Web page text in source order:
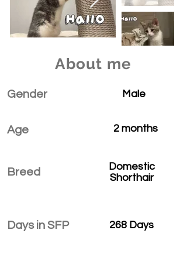
About me
Gender
Age
Breed
Days in SFP
Male
2 months
Domestic
Shorthair
268 Days